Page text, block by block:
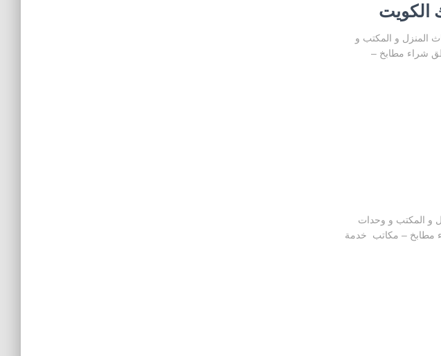
الكويت
المنزل و المكتب و
المناطق شراء مطابخ –
و المكتب و وحدات
شراء مطابخ – مكاتب خدمة